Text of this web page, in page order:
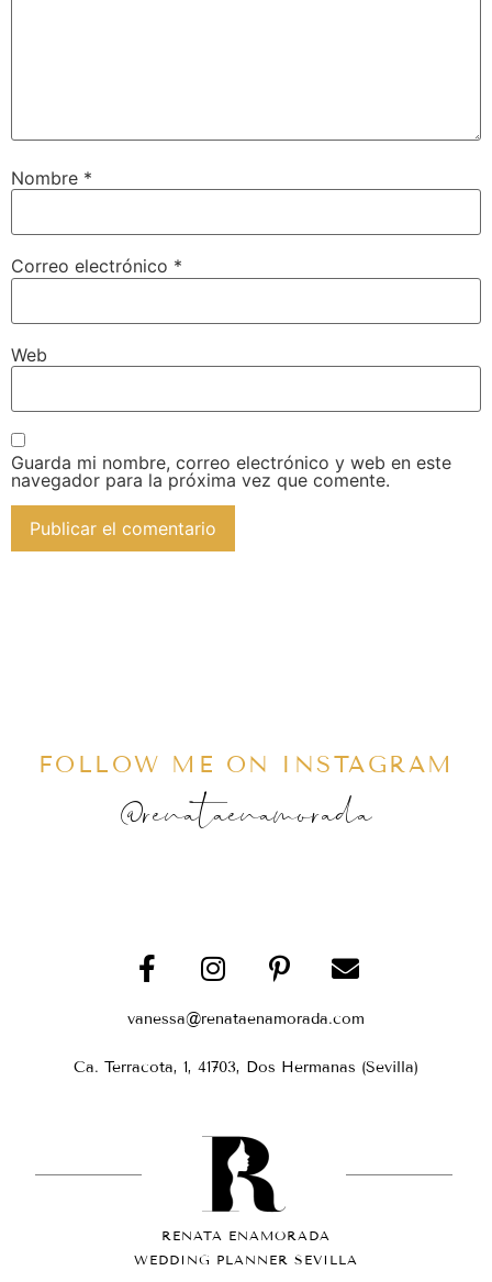
Nombre *
Correo electrónico *
Web
Guarda mi nombre, correo electrónico y web en este
navegador para la próxima vez que comente.
FOLLOW ME ON INSTAGRAM
@renataenamorada
vanessa@renataenamorada.com
Ca. Terracota, 1, 41703, Dos Hermanas (Sevilla)
RENATA ENAMORADA
WEDDING PLANNER SEVILLA